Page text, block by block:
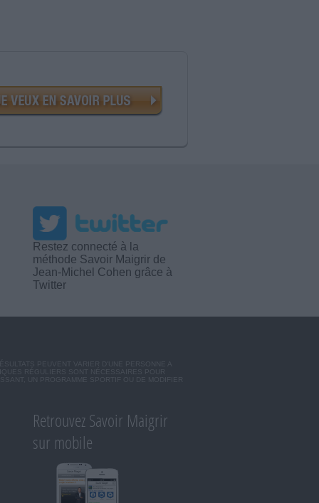
Restez connecté à la
méthode Savoir Maigrir de
Jean-Michel Cohen grâce à
Twitter
PEUVENT VARIER D'UNE PERSONNE A
RÉGULIERS SONT NÉCESSAIRES POUR
UN PROGRAMME SPORTIF OU DE MODIFIER
Retrouvez Savoir Maigrir
sur mobile